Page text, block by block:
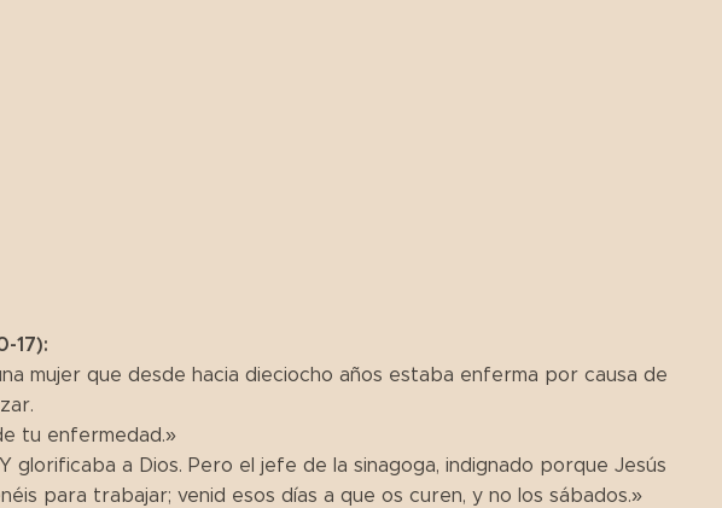
17):
mujer que desde hacia dieciocho años estaba enferma por causa de
tu enfermedad.»
glorificaba a Dios. Pero el jefe de la sinagoga, indignado porque Jesús
para trabajar; venid esos días a que os curen, y no los sábados.»